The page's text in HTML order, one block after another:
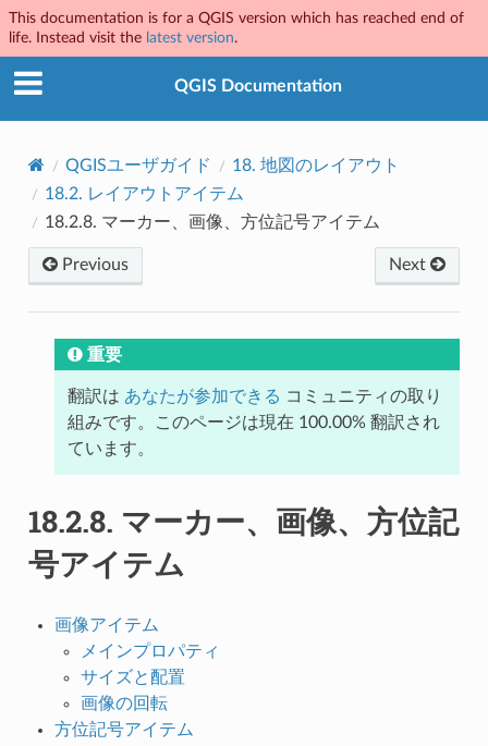
This documentation is for a QGIS version which has reached end of
life. Instead visit the latest version.
QGIS Documentation
QGISユーザガイド 18. 地図のレイアウト
18.2.
レイアウトアイテム
18.2.8. マーカー、画像、方位記号アイテム
Previous Next
重要
翻訳は あなたが参加できる コミュニティの取り
組みです。このページは現在 100.00% 翻訳され
ています。
18.2.8. マーカー、画像、方位記
号アイテム
画像アイテム
メインプロパティ
サイズと配置
画像の回転
方位記号アイテム